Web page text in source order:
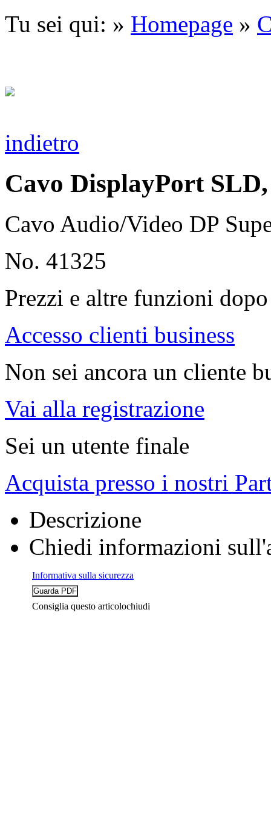
Tu sei qui: » Homepage »
indietro
Cavo DisplayPort
Cavo Audio/Video DP
No. 41325
Prezzi e altre funzioni
Accesso clienti business
Non sei ancora un cliente
Vai alla registrazione
Sei un utente finale
Acquista presso i nostri
Descrizione
Chiedi informazioni
Informativa sulla sicurezza
Consiglia questo articolochiudi